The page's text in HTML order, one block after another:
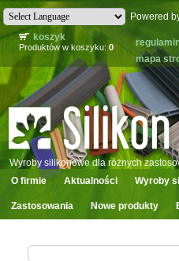
Powered
koszyk
Produktów w koszyku:0
mapa
Wyroby silikonowe dla różnych
O firmie
Aktualności Wyroby
Zastosowania Nowe produkty